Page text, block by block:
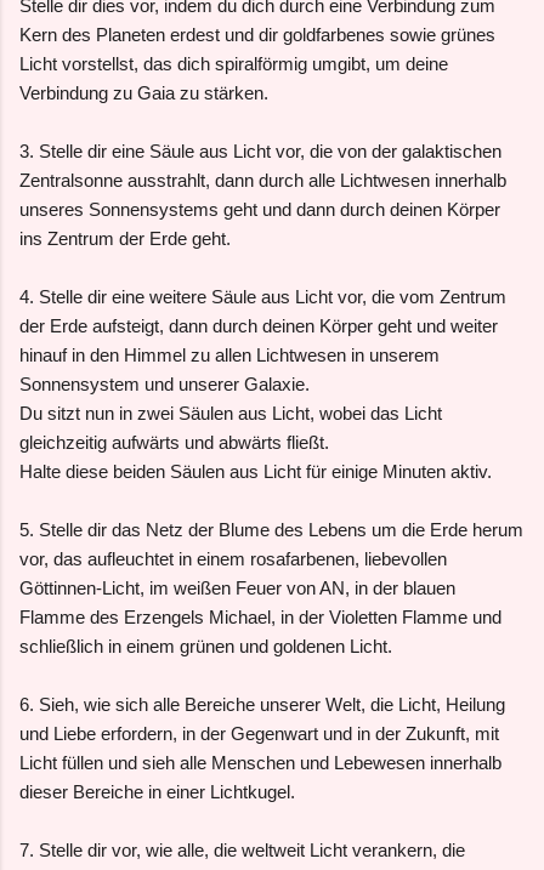
Stelle dir dies vor, indem du dich durch eine Verbindung zum
Kern des Planeten erdest und dir goldfarbenes sowie grünes
Licht vorstellst, das dich spiralförmig umgibt, um deine
Verbindung zu Gaia zu stärken.
3. Stelle dir eine Säule aus Licht vor, die von der galaktischen
Zentralsonne ausstrahlt, dann durch alle Lichtwesen innerhalb
unseres Sonnensystems geht und dann durch deinen Körper
ins Zentrum der Erde geht.
4. Stelle dir eine weitere Säule aus Licht vor, die vom Zentrum
der Erde aufsteigt, dann durch deinen Körper geht und weiter
hinauf in den Himmel zu allen Lichtwesen in unserem
Sonnensystem und unserer Galaxie.
Du sitzt nun in zwei Säulen aus Licht, wobei das Licht
gleichzeitig aufwärts und abwärts fließt.
Halte diese beiden Säulen aus Licht für einige Minuten aktiv.
5. Stelle dir das Netz der Blume des Lebens um die Erde herum
vor, das aufleuchtet in einem rosafarbenen, liebevollen
Göttinnen-Licht, im weißen Feuer von AN, in der blauen
Flamme des Erzengels Michael, in der Violetten Flamme und
schließlich in einem grünen und goldenen Licht.
6. Sieh, wie sich alle Bereiche unserer Welt, die Licht, Heilung
und Liebe erfordern, in der Gegenwart und in der Zukunft, mit
Licht füllen und sieh alle Menschen und Lebewesen innerhalb
dieser Bereiche in einer Lichtkugel.
7. Stelle dir vor, wie alle, die weltweit Licht verankern, die